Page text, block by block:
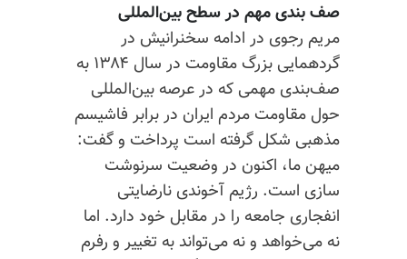
صف بندی مهم در سطح بین‌المللی
مریم رجوی در ادامه سخنرانیش در
گردهمایی بزرگ
مقاومت در سال ۱۳۸۴ به
صف‌بندی مهمی که در عرصه بین‌المللی
حول مقاومت مردم ایران در برابر فاشیسم
مذهبی شکل گرفته است پرداخت و گفت:
میهن ما، اکنون در وضعیت سرنوشت
سازی است. رژیم آخوندی نارضایتی
انفجاری جامعه را در مقابل خود دارد. اما
نه می‌خواهد و نه می‌تواند به تغییر و رفرم